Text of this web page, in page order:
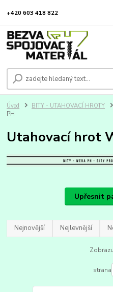
+420 603 418 822
Úvod BITY - UTAHOVACÍ HROTY
PH
Utahovací hrot
Upřesnit
Nejnovější Nejlevnější
strana